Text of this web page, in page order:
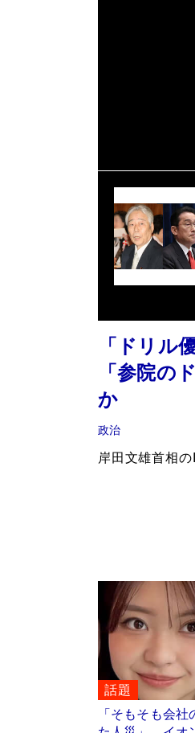
「ドリル
「参院の
か
政治
岸田文雄首相
話題
「そもそも会社